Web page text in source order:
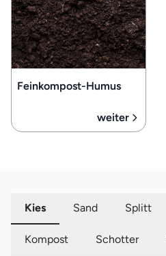
Feinkompost-Humus
weiter
Kies Sand Splitt
Kompost Schotter